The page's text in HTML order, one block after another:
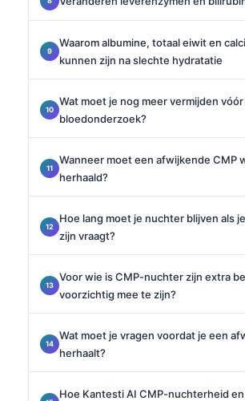
Waarom albumine, totaal eiwit en
kunnen zijn na slechte hydratatie
Wat moet je nog meer vermijden
bloedonderzoek?
Wanneer moet een afwijkende CMP
herhaald?
Hoe lang moet je nuchter blijven als
zijn vraagt?
Voor wie is CMP-nuchter zijn extra
voorzichtig mee te zijn?
Wat moet je vragen voordat je een
herhaalt?
Hoe Kantesti AI CMP-nuchterheid